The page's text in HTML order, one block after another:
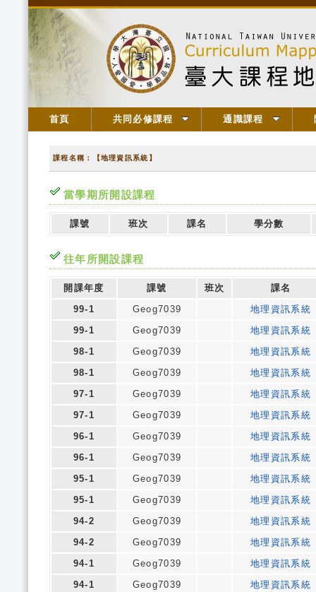
首頁 共同必修課程 通識課程
課程名稱：【地理資訊系統】
當學期所開設課程
課號 班次 課名 學分數
往年所開設課程
開課年度 課號 班次
課名
99-1
Geog7039
地理資訊系統
99-1
Geog7039
地理資訊系統
98-1
Geog7039
地理資訊系統
98-1
Geog7039
地理資訊系統
97-1
Geog7039
地理資訊系統
97-1
Geog7039
地理資訊系統
96-1
Geog7039
地理資訊系統
96-1
Geog7039
地理資訊系統
95-1
Geog7039
地理資訊系統
95-1
Geog7039
地理資訊系統
94-2
Geog7039
地理資訊系統
94-2
Geog7039
地理資訊系統
94-1
Geog7039
地理資訊系統
94-1
Geog7039
地理資訊系統